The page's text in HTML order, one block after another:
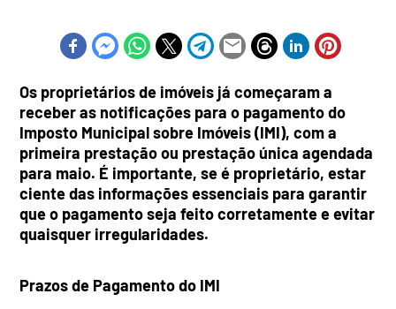
Os proprietários de imóveis já começaram a
receber as notificações para o pagamento do
Imposto Municipal sobre Imóveis (IMI), com a
primeira prestação ou prestação única agendada
para maio. É importante, se é proprietário, estar
ciente das informações essenciais para garantir
que o pagamento seja feito corretamente e evitar
quaisquer irregularidades.
Prazos de Pagamento do IMI